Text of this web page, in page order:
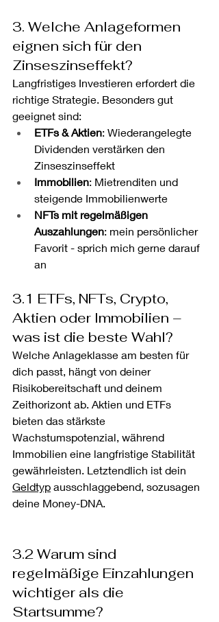
3. Welche Anlageformen
eignen sich für den
Zinseszinseffekt?
Langfristiges Investieren erfordert die
richtige Strategie. Besonders gut
geeignet sind:
ETFs & Aktien: Wiederangelegte
Dividenden verstärken den
Zinseszinseffekt
Immobilien: Mietrenditen und
steigende Immobilienwerte
NFTs mit regelmäßigen
Auszahlungen: mein persönlicher
Favorit - sprich mich gerne darauf
an
3.1 ETFs, NFTs, Crypto,
Aktien oder Immobilien –
was ist die beste Wahl?
Welche Anlageklasse am besten für
dich passt, hängt von deiner
Risikobereitschaft und deinem
Zeithorizont ab. Aktien und ETFs
bieten das stärkste
Wachstumspotenzial, während
Immobilien eine langfristige Stabilität
gewährleisten. Letztendlich ist dein
Geldtyp ausschlaggebend, sozusagen
deine Money-DNA.
3.2 Warum sind
regelmäßige Einzahlungen
wichtiger als die
Startsumme?